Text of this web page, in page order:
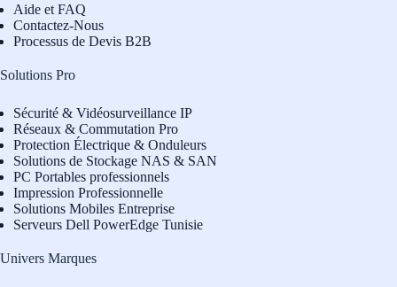
Aide et FAQ
Contactez-Nous
Processus de Devis B2B
Solutions Pro
Sécurité & Vidéosurveillance IP
Réseaux & Commutation Pro
Protection Électrique & Onduleurs
Solutions de Stockage NAS & SAN
PC Portables professionnels
Impression Professionnelle
Solutions Mobiles Entreprise
Serveurs Dell PowerEdge Tunisie
Univers Marques